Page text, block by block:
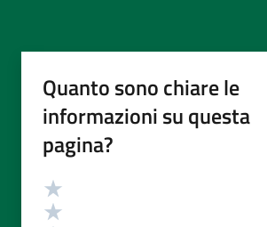
Quanto sono chiare le
informazioni su questa
pagina?
Valutazione